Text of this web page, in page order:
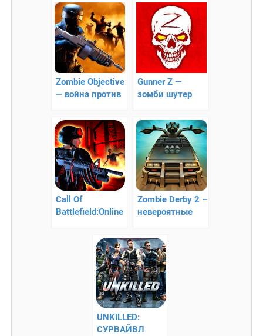
Zombie Objective
— война против
Gunner Z —
зомби шутер
Call Of
Battlefield:Online
апокалипсис
Zombie Derby 2 –
невероятные
UNKILLED:
СУРВАЙВЛ